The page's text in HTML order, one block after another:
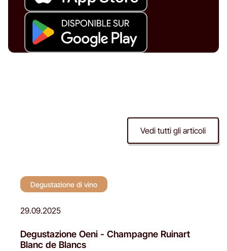
Vedi tutti gli articoli
Degustazione di vino
29.09.2025
Degustazione Oeni - Champagne Ruinart
Blanc de Blancs